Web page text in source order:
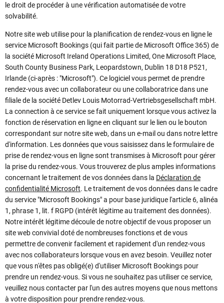
le droit de procéder à une vérification automatisée de votre
solvabilité.
Notre site web utilise pour la planification de rendez-vous en ligne le
service Microsoft Bookings (qui fait partie de Microsoft Office 365) de
la société Microsoft Ireland Operations Limited, One Microsoft Place,
South County Business Park, Leopardstown, Dublin 18 D18 P521,
Irlande (ci-après : "Microsoft"). Ce logiciel vous permet de prendre
rendez-vous avec un collaborateur ou une collaboratrice dans une
filiale de la société Detlev Louis Motorrad-Vertriebsgesellschaft mbH.
La connection à ce service se fait uniquement lorsque vous activez la
fonction de réservation en ligne en cliquant sur le lien ou le bouton
correspondant sur notre site web, dans un e-mail ou dans notre lettre
d'information. Les données que vous saisissez dans le formulaire de
prise de rendez-vous en ligne sont transmises à Microsoft pour gérer
la prise du rendez-vous. Vous trouverez de plus amples informations
concernant le traitement de vos données dans la Déclaration de
confidentialité Microsoft. Le traitement de vos données dans le cadre
du service "Microsoft Bookings" a pour base juridique l'article 6, alinéa
1, phrase 1, lit. f RGPD (intérêt légitime au traitement des données).
Notre intérêt légitime découle de notre objectif de vous proposer un
site web convivial doté de nombreuses fonctions et de vous
permettre de convenir facilement et rapidement d'un rendez-vous
avec nos collaborateurs lorsque vous en avez besoin. Veuillez noter
que vous n'êtes pas obligé(e) d'utiliser Microsoft Bookings pour
prendre un rendez-vous. Si vous ne souhaitez pas utiliser ce service,
veuillez nous contacter par l'un des autres moyens que nous mettons
à votre disposition pour prendre rendez-vous.